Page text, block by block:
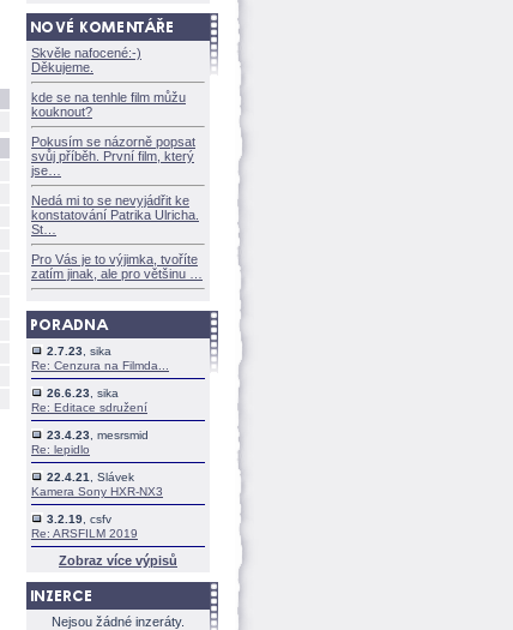
Skvěle nafocené:-)
Děkujeme.
kde se na tenhle film můžu
kouknout?
Pokusím se názorně popsat
svůj příběh. První film, který
jse
Nedá mi to se nevyjádřit ke
konstatování Patrika Ulricha.
St
Pro Vás je to výjimka, tvoříte
zatím jinak, ale pro většinu
2.7.23 , sika
Re: Cenzura na Filmda...
26.6.23 , sika
Re: Editace sdružení
23.4.23 , mesrsmid
Re: lepidlo
22.4.21
, Slávek
Kamera Sony HXR-NX3
3.2.19 , csfv
Re: ARSFILM 2019
Zobraz více výpisů
Nejsou žádné inzeráty.